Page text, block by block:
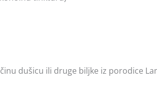
dušicu ili druge biljke iz porodice